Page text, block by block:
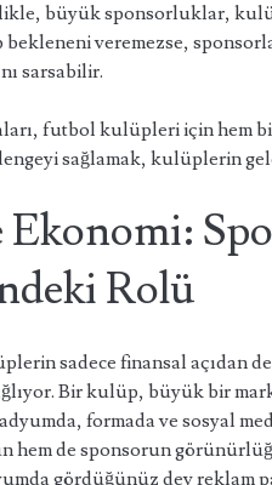
büyük sponsorluklar,
veremezse,
sarsabilir.
futbol kulüpleri için hem
sağlamak, kulüplerin
Ekonomi:
Rolü
sadece finansal açıdan
Bir kulüp, büyük bir
formada ve sosyal
hem de sponsorun
gördüğünüz dev reklam